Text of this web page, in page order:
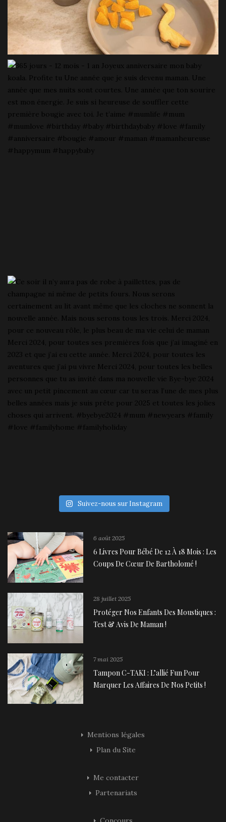
Suivez-nous sur Instagram
6 août 2025
6 Livres Pour Bébé De 12 À 18 Mois : Les
Coups De Cœur De Bartholomé !
28 juillet 2025
Protéger Nos Enfants Des Moustiques :
Test & Avis De Maman !
7 mai 2025
Tampon C-TAKI : L’allié Fun Pour
Marquer Les Affaires De Nos Petits !
Mentions légales
Plan du Site
Me contacter
Partenariats